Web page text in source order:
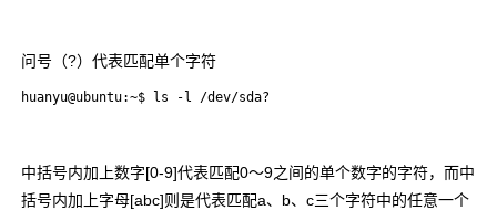
问号（?）代表匹配单个字符
huanyu@ubuntu:~$ ls -l /dev/sda?
中括号内加上数字[0-9]代表匹配0～9之间的单个数字的字符，而中
括号内加上字母[abc]则是代表匹配a、b、c三个字符中的任意一个